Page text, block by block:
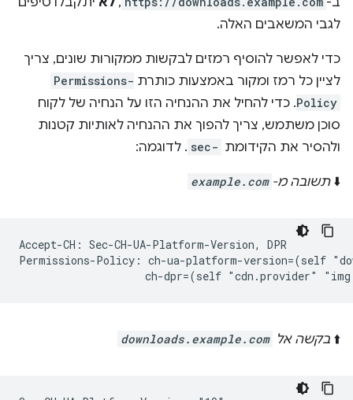
לגבי המשאבים האלה.
כדי לאפשר להוסיף רמזים לבקשות ממקורות שונים, צריך
לציין כל רמז ומקור באמצעות כותרת Permissions-
Policy. כדי להחיל את ההנחיה הזו על הנחיה של לקוח
סוכן משתמש, צריך להפוך את ההנחיה לאותיות קטנות
ולהסיר את הקידומת sec- . לדוגמה:
⬇️תשובה מ- example.com
Accept-CH: Sec-CH-UA-Platform-Version, DPR
Permissions-Policy: ch-ua-platform-version=(self
⬆️ בקשה אל downloads.example.com